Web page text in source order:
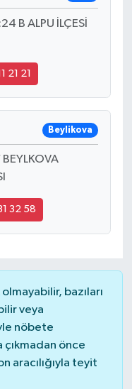
B ALPU İLÇESİ
21 21
Beylikova
32 58
bazıları
veya
nöbete
önce
aracılığıyla teyit